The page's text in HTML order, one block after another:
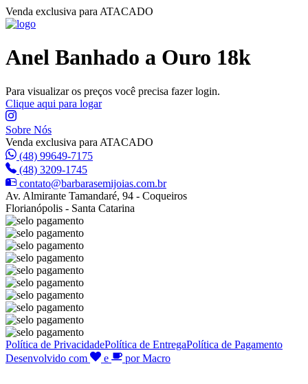
Venda exclusiva para ATACADO
Anel Banhado a Ouro 18k
Para visualizar os preços você precisa fazer login.
Clique aqui para logar
Sobre Nós
Venda exclusiva para ATACADO
(48) 99649-7175
(48) 3209-1745
contato@barbarasemijoias.com.br
Av. Almirante Tamandaré, 94 - Coqueiros
Florianópolis - Santa Catarina
Política de PrivacidadePolítica de EntregaPolítica de Pagamento
Desenvolvido com
e por Macro